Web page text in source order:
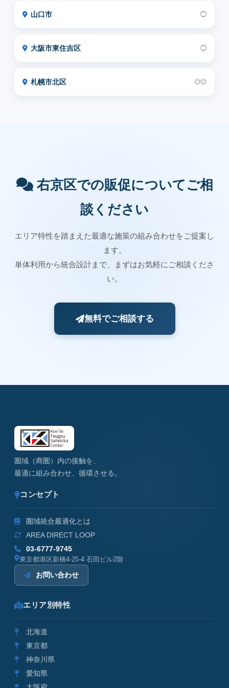
山口市 ◯
大阪市東住吉区 ◯
札幌市北区 ◎◎
右京区での販促についてご相
談ください
エリア特性を踏まえた最適な施策の組み合わせをご提案し
ます。
単体利用から統合設計まで、まずはお気軽にご相談くださ
い。
無料でご相談する
圏域（商圏）内の接触を、
最適に組み合わせ、循環させる。
コンセプト
圏域統合最適化とは
AREA DIRECT LOOP
03-6777-9745
東京都港区新橋4-25-4 石田ビル2階
お問い合わせ
エリア別特性
北海道
東京都
神奈川県
愛知県